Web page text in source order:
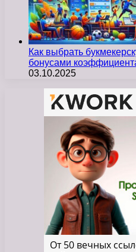
Как выбрать
бонусами
03.10.2025